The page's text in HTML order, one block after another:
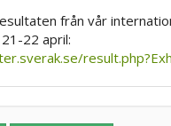
från vår
22 april: